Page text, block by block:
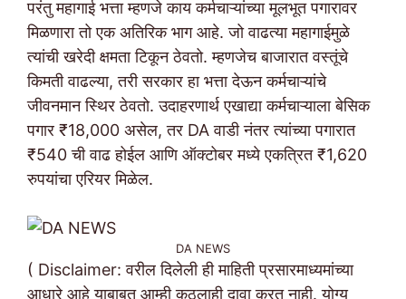
परंतु महागाई भत्ता म्हणजे काय कर्मचाऱ्यांच्या मूलभूत पगारावर
मिळणारा तो एक अतिरिक भाग आहे. जो वाढत्या महागाईमुळे
त्यांची खरेदी क्षमता टिकून ठेवतो. म्हणजेच बाजारात वस्तूंचे
किमती वाढल्या, तरी सरकार हा भत्ता देऊन कर्मचाऱ्यांचे
जीवनमान स्थिर ठेवतो. उदाहरणार्थ एखाद्या कर्मचाऱ्याला बेसिक
पगार ₹18,000 असेल, तर DA वाडी नंतर त्यांच्या पगारात
₹540 ची वाढ होईल आणि ऑक्टोबर मध्ये एकत्रित ₹1,620
रुपयांचा एरियर मिळेल.
DA NEWS
( Disclaimer: वरील दिलेली ही माहिती प्रसारमाध्यमांच्या
आधारे आहे याबाबत आम्ही कुठलाही दावा करत नाही. योग्य